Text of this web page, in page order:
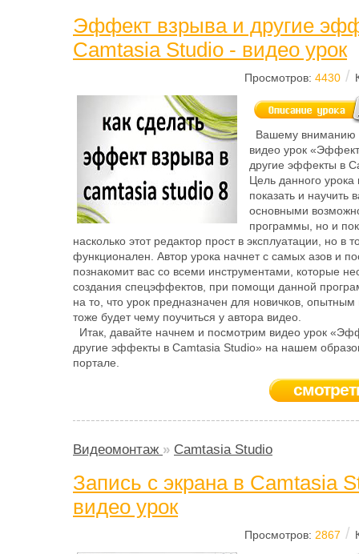
Эффект взрыва и другие
Camtasia Studio - видео урок
Просмотров: 4430 /
Вашему вниманию
видео урок
другие эффекты в
Цель данного урока
показать и научить
основными
программы, но и
насколько этот редактор прост в эксплуатации, но в
функционален. Автор урока начнет с самых азов и
познакомит вас со всеми инструментами, которые
создания спецэффектов, при помощи данной
на то, что урок предназначен для новичков, опытным
тоже будет чему поучиться у автора видео.
Итак, давайте начнем и посмотрим видео урок
другие эффекты в Camtasia Studio» на нашем
портале.
Видеомонтаж » Camtasia Studio
Запись с экрана в Camtasia
видео урок
Просмотров: 2867 /